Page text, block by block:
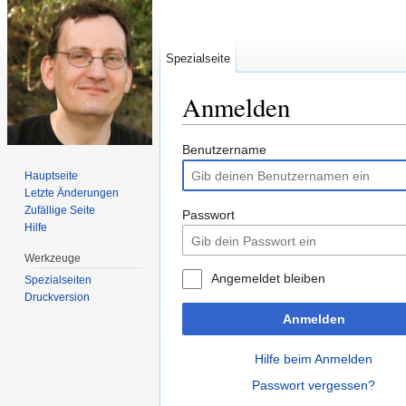
Anmelden
Benutzername
Passwort
Angemeldet bleiben
Anmelden
Hilfe beim Anmelden
Passwort vergessen?
Spezialseite
Hauptseite
Letzte Änderungen
Zufällige Seite
Hilfe
Werkzeuge
Spezialseiten
Druckversion